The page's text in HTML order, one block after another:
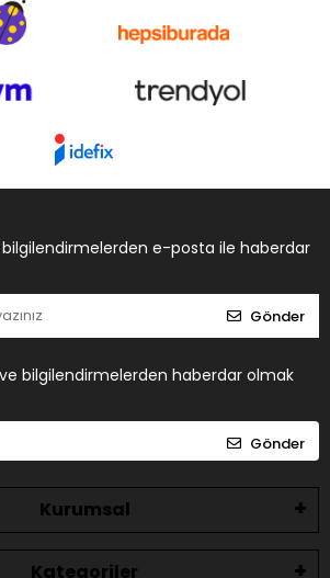
e-posta ile haberdar
Gönder
bilgilendirmelerden haberdar olmak
Gönder
Kurumsal
Kategoriler